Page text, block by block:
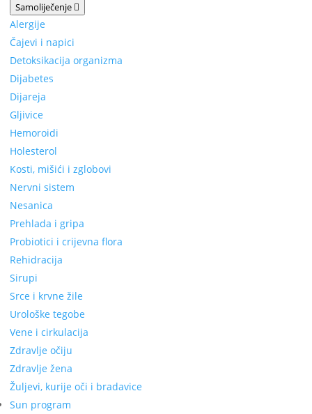
Samoliječenje
Alergije
Čajevi i napici
Detoksikacija organizma
Dijabetes
Dijareja
Gljivice
Hemoroidi
Holesterol
Kosti, mišići i zglobovi
Nervni sistem
Nesanica
Prehlada i gripa
Probiotici i crijevna flora
Rehidracija
Sirupi
Srce i krvne žile
Urološke tegobe
Vene i cirkulacija
Zdravlje očiju
Zdravlje žena
Žuljevi, kurije oči i bradavice
Sun program